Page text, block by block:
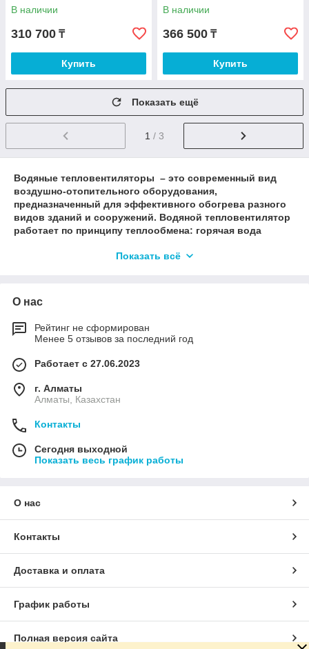
В наличии
310 700 ₸
Купить
В наличии
366 500 ₸
Купить
Показать ещё
1 / 3
Водяные тепловентиляторы – это современный вид
воздушно-отопительного оборудования,
предназначенный для эффективного обогрева разного
видов зданий и сооружений. Водяной тепловентилятор
работает по принципу теплообмена: горячая вода
вентилятор распределяет теплый воздух с поверхности
таких объектах, как:
учебные заведения;
коммерческие и торговые помещения;
птицефабрики;
автомойки и гаражи;
агрокомплексы;
Наш сайт позволяет выбрать надежную модель
продукции, указанной в каталоге. Каждый покупатель
сможет купить отопительное оборудование под
Показать всё
О нас
Рейтинг не сформирован
Менее 5 отзывов за последний год
Работает с 27.06.2023
г. Алматы
Алматы, Казахстан
Контакты
Сегодня выходной
Показать весь график работы
О нас
Контакты
Доставка и оплата
График работы
Полная версия сайта